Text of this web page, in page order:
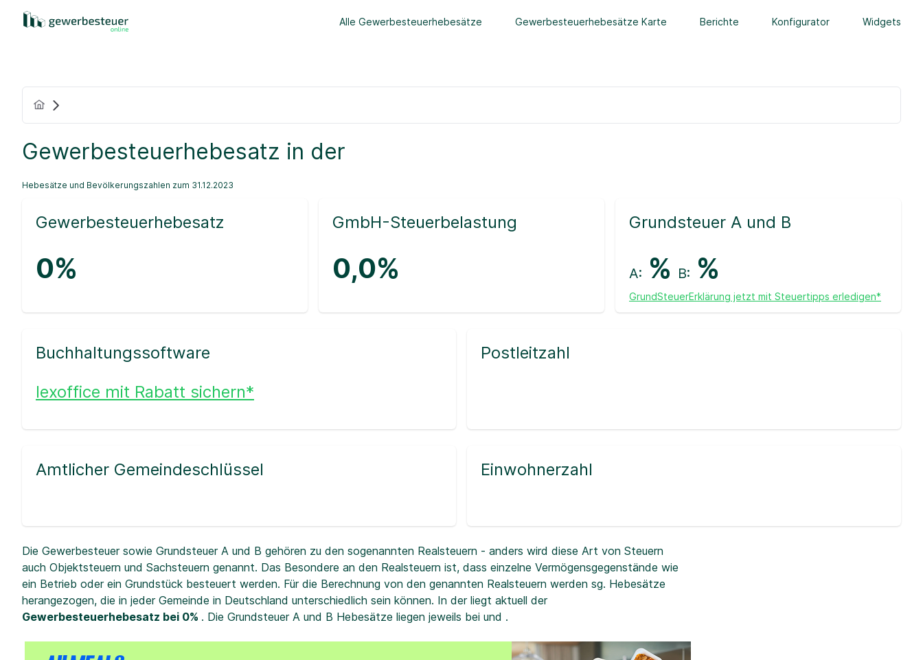
Alle Gewerbesteuerhebesätze Gewerbesteuerhebesätze Karte Berichte Konfigurator Widgets
Gewerbesteuerhebesatz in der
Hebesätze und Bevölkerungszahlen zum 31.12.2023
Gewerbesteuerhebesatz
0%
GmbH-Steuerbelastung
0,0%
Grundsteuer A und B
A: % B: %
GrundSteuerErklärung jetzt mit Steuertipps erledigen*
Buchhaltungssoftware
lexoffice mit Rabatt sichern*
Postleitzahl
Amtlicher Gemeindeschlüssel Einwohnerzahl
Die Gewerbesteuer sowie Grundsteuer A und B gehören zu den sogenannten Realsteuern - anders wird diese Art von Steuern
auch Objektsteuern und Sachsteuern genannt. Das Besondere an den Realsteuern ist, dass einzelne Vermögensgegenstände wie
ein Betrieb oder ein Grundstück besteuert werden. Für die Berechnung von den genannten Realsteuern werden sg. Hebesätze
herangezogen, die in jeder Gemeinde in Deutschland unterschiedlich sein können. In der liegt aktuell der
Gewerbesteuerhebesatz bei 0% . Die Grundsteuer A und B Hebesätze liegen jeweils bei und .